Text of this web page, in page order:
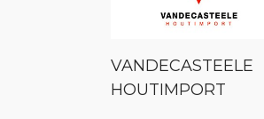
VANDECASTEELE
HOUTIMPORT